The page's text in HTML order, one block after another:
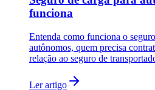
funciona
Entenda como funciona o
autônomos, quem precisa
relação ao seguro de
Ler artigo